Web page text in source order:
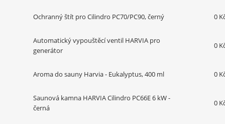
Ochranný štít pro Cilindro PC70/PC90, černý 0
Automatický vypouštěcí ventil HARVIA pro
generátor
0
Aroma do sauny Harvia - Eukalyptus, 400 ml 0
Saunová kamna HARVIA Cilindro PC66E 6 kW -
černá
0